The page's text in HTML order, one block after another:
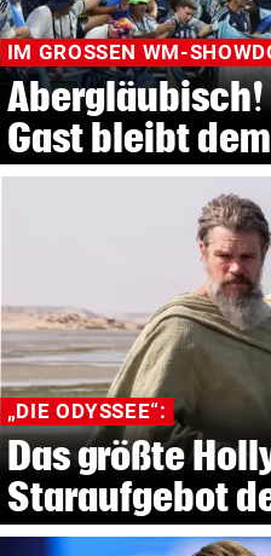
IM GROSSEN WM-
Gast bleibt
„DIE ODYSSEE“:
Das größte
Staraufgebot